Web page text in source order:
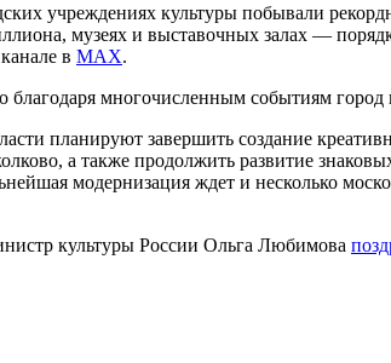
учреждениях культуры побывали
музеях и выставочных залах —
в МАХ.
многочисленным событиям
планируют завершить создание
а также продолжить развитие
модернизация ждет и несколько
культуры России Ольга Любимова